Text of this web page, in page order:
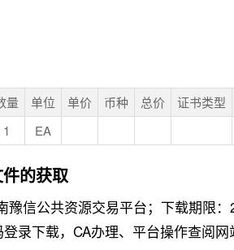
量 单位 单价 币种 总价 证书类型
1 EA
的获取
豫信公共资源交易平台；下载期限
录下载，CA办理、平台操作查阅网